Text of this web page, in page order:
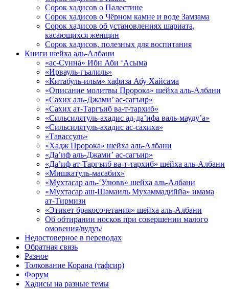
Сорок хадисов о Палестине
Сорок хадисов о Чёрном камне и воде Замзама
Сорок хадисов об установлениях шариата,
касающихся женщин
Сорок хадисов, полезных для воспитания
Книги шейха аль-Албани
«ас-Сунна» Ибн Аби ‘Асыма
«Ирвауль-гъалиль»
«Китабуль-ильм» хафиза Абу Хайсама
«Описание молитвы Пророка» шейха аль-Албани
«Сахих аль-Джами’ ас-сагъир»
«Сахих ат-Таргъиб ва-т-тархиб»
«Сильсилятуль-ахадис ад-да’ифа валь-мауду’а»
«Сильсилятуль-ахадис ас-сахиха»
«Тавассуль»
«Хадж Пророка» шейха аль-Албани
«Да’иф аль-Джами’ ас-сагъир»
«Да’иф ат-Таргъиб ва-т-тархиб» шейха аль-Албани
«Мишкатуль-масабих»
«Мухтасар аль-‘Улювв» шейха аль-Албани
«Мухтасар аш-Шамаиль Мухаммадиййа» имама
ат-Тирмизи
«Этикет бракосочетания» шейха аль-Албани
Об обтирании носков при совершении малого
омовения/вудуъ/
Недостоверное в переводах
Обратная связь
Разное
Толкование Корана (тафсир)
Форум
Хадисы на разные темы